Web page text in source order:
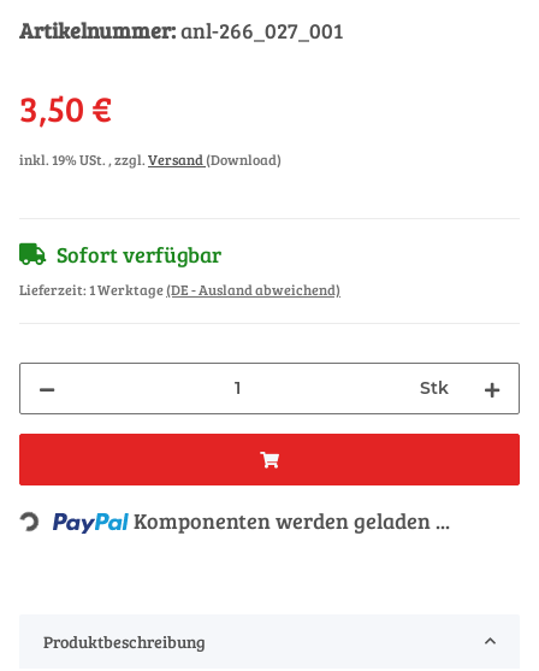
Artikelnummer:anl-266_027_001
3,50 €
inkl. 19% USt. , zzgl.Versand (Download)
Sofort verfügbar
Lieferzeit:1 Werktage(DE - Ausland abweichend)
Stk
Loading... Komponenten werden geladen ...
Produktbeschreibung